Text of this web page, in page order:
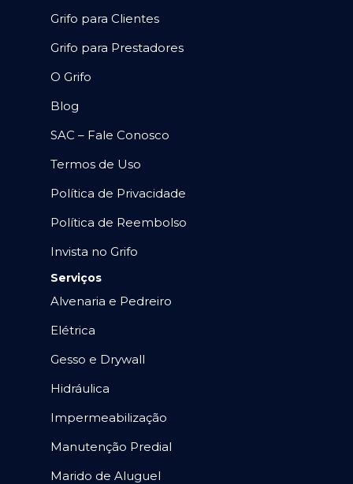
Grifo para Clientes
Grifo para Prestadores
O Grifo
Blog
SAC – Fale Conosco
Termos de Uso
Política de Privacidade
Política de Reembolso
Invista no Grifo
Serviços
Alvenaria e Pedreiro
Elétrica
Gesso e Drywall
Hidráulica
Impermeabilização
Manutenção Predial
Marido de Aluguel